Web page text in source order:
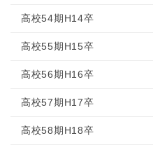
高校54期H14卒
高校55期H15卒
高校56期H16卒
高校57期H17卒
高校58期H18卒